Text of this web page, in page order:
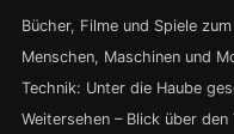
Bücher, Filme und Spiele
Menschen, Maschinen und
Technik: Unter die Haube
Weitersehen – Blick über den